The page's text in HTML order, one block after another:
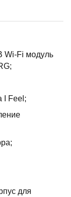
Wi-Fi модуль
I Feel;
для